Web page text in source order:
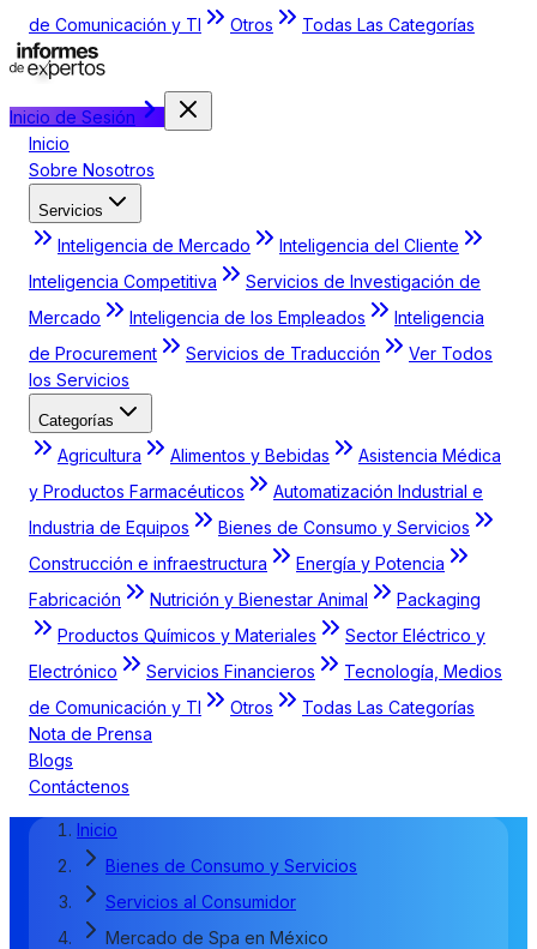
de Comunicación y TI
Otros Todas Las Categorías
Inicio de Sesión
Inicio
Sobre Nosotros
Servicios
Inteligencia de Mercado
Inteligencia del Cliente
Inteligencia Competitiva
Servicios de Investigación de
Mercado
Inteligencia de los Empleados
Inteligencia
de Procurement
Servicios de Traducción
Ver Todos
los Servicios
Categorías
Agricultura Alimentos y Bebidas
Asistencia Médica
y Productos Farmacéuticos
Automatización Industrial e
Industria de Equipos
Bienes de Consumo y Servicios
Construcción e infraestructura
Energía y Potencia
Fabricación
Nutrición y Bienestar Animal
Packaging
Productos Químicos y Materiales
Sector Eléctrico y
Electrónico
Servicios Financieros
Tecnología, Medios
de Comunicación y TI
Otros
Todas Las Categorías
Nota de Prensa
Blogs
Contáctenos
Inicio
Bienes de Consumo y Servicios
Servicios al Consumidor
Mercado de Spa en México